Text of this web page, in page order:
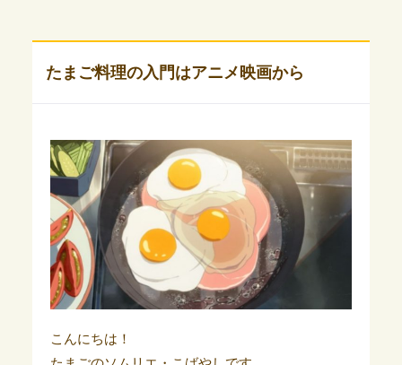
たまご料理の入門はアニメ映画から
こんにちは！